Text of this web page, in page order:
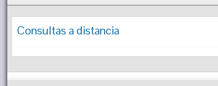
Consultas a distancia